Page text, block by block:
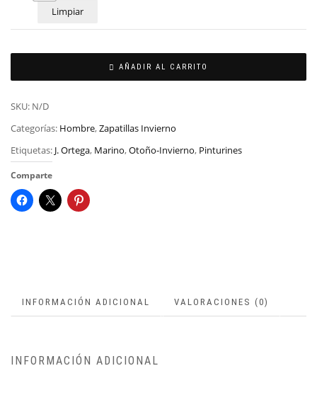
Limpiar
AÑADIR AL CARRITO
SKU: N/D
Categorías: Hombre,Zapatillas Invierno
Etiquetas: J. Ortega, Marino,Otoño-Invierno, Pinturines
Comparte
INFORMACIÓN ADICIONAL VALORACIONES (0)
INFORMACIÓN ADICIONAL